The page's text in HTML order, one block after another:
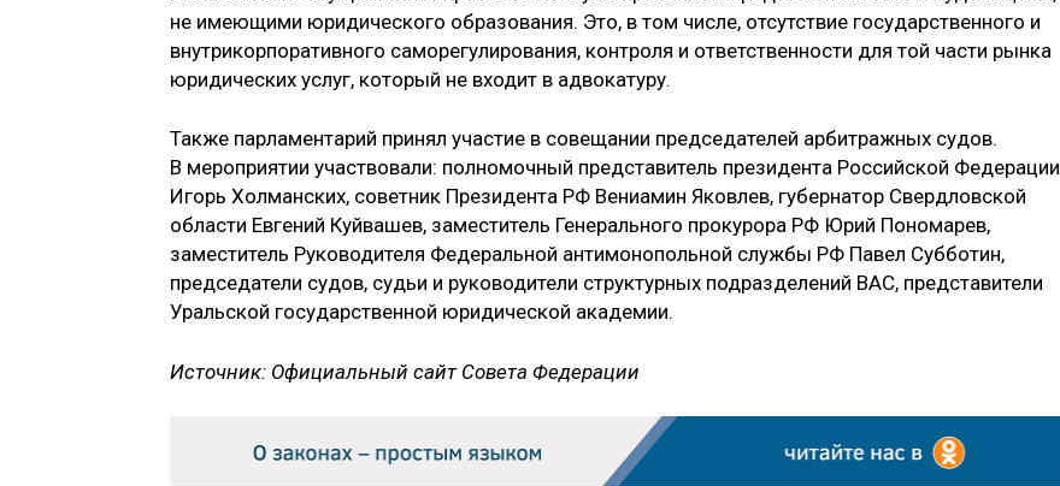
не имеющими юридического образования. Это, в том числе, отсутствие государственного и
внутрикорпоративного саморегулирования, контроля и ответственности для той части рынка
юридических услуг, который не входит в адвокатуру.
Также парламентарий принял участие в совещании председателей арбитражных судов.
В мероприятии участвовали: полномочный представитель президента Российской Федерации
Игорь Холманских, советник Президента РФ Вениамин Яковлев, губернатор Свердловской
области Евгений Куйвашев, заместитель Генерального прокурора РФ Юрий Пономарев,
заместитель Руководителя Федеральной антимонопольной службы РФ Павел Субботин,
председатели судов, судьи и руководители структурных подразделений ВАС, представители
Уральской государственной юридической академии.
Источник: Официальный сайт Совета Федерации